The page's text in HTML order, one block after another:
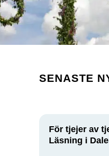
SENASTE
För tjejer av
Läsning i